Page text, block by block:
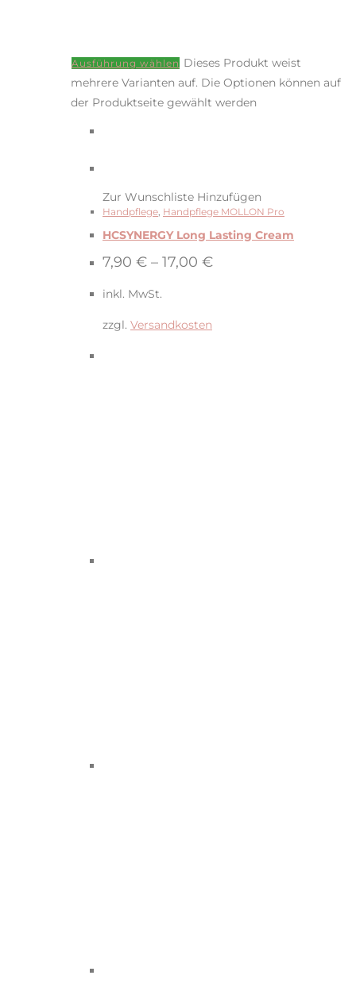
Ausführung wählen Dieses Produkt weist
mehrere Varianten auf. Die Optionen können auf
der Produktseite gewählt werden
Zur Wunschliste Hinzufügen
Handpflege Handpflege MOLLON Pro
HCSYNERGY Long Lasting Cream
7,90 € – 17,00 €
inkl. MwSt.
zzgl. Versandkosten